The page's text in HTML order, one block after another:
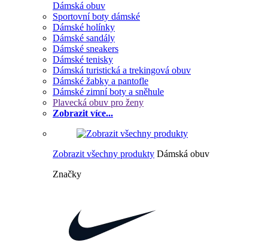
Dámská obuv
Sportovní boty dámské
Dámské holínky
Dámské sandály
Dámské sneakers
Dámské tenisky
Dámská turistická a trekingová obuv
Dámské žabky a pantofle
Dámské zimní boty a sněhule
Plavecká obuv pro ženy
Zobrazit více...
Zobrazit všechny produkty Dámská obuv
Značky